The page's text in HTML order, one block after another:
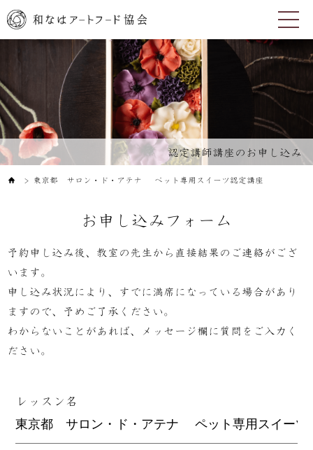
認定講師講座のお申し込み
＞ 東京都 サロン・ド・アテナ ペット専用スイーツ認定講座
お申し込みフォーム
予約申し込み後、教室の先生から直接結果のご連絡がござ
います。
申し込み状況により、すでに満席になっている場合があり
ますので、予めご了承ください。
わからないことがあれば、メッセージ欄に質問をご入力く
ださい。
レッスン名